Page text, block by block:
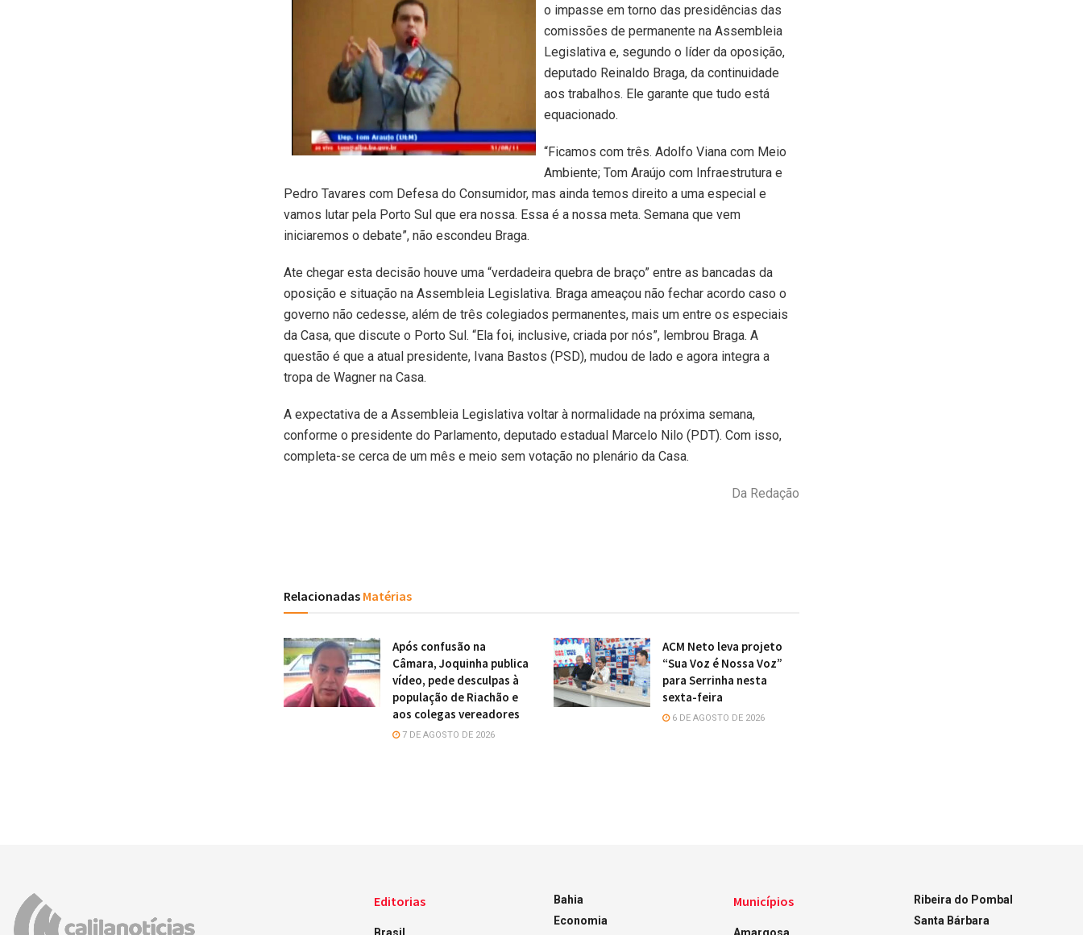
o impasse em torno das presidências das
comissões de permanente na Assembleia
Legislativa e, segundo o líder da oposição,
deputado Reinaldo Braga, da continuidade
aos trabalhos. Ele garante que tudo está
equacionado.
“Ficamos com três. Adolfo Viana com Meio
Ambiente; Tom Araújo com Infraestrutura e
Pedro Tavares com Defesa do Consumidor, mas ainda temos direito a uma especial e
vamos lutar pela Porto Sul que era nossa. Essa é a nossa meta. Semana que vem
iniciaremos o debate”, não escondeu Braga.
Ate chegar esta decisão houve uma “verdadeira quebra de braço” entre as bancadas da
oposição e situação na Assembleia Legislativa. Braga ameaçou não fechar acordo caso o
governo não cedesse, além de três colegiados permanentes, mais um entre os especiais
da Casa, que discute o Porto Sul. “Ela foi, inclusive, criada por nós”, lembrou Braga. A
questão é que a atual presidente, Ivana Bastos (PSD), mudou de lado e agora integra a
tropa de Wagner na Casa.
A expectativa de a Assembleia Legislativa voltar à normalidade na próxima semana,
conforme o presidente do Parlamento, deputado estadual Marcelo Nilo (PDT). Com isso,
completa-se cerca de um mês e meio sem votação no plenário da Casa.
Da Redação
Relacionadas Matérias
Após confusão na
Câmara, Joquinha publica
vídeo, pede desculpas à
população de Riachão e
aos colegas vereadores
7 DE AGOSTO DE 2026
ACM Neto leva projeto
“Sua Voz é Nossa Voz”
para Serrinha nesta
sexta-feira
6 DE AGOSTO DE 2026
Editorias
Bahia
Economia
Municípios
Ribeira do Pombal
Santa Bárbara